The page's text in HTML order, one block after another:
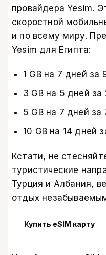
провайдера Yesim.
скоростной
и по всему миру.
Yesim для Египта:
1 GB на 7 дней за
3 GB на 5 дней за
5 GB на 7 дней за
10 GB на 14 дней
Кстати, не
туристические
Турция и Албания,
отдых
Купить eSIM карту